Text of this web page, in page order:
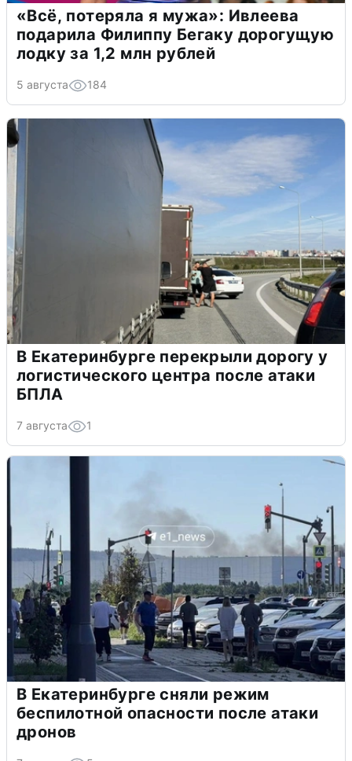
«Всё, потеряла я мужа»: Ивлеева
подарила Филиппу Бегаку дорогущую
лодку за 1,2 млн рублей
5 августа 184
В Екатеринбурге перекрыли дорогу у
логистического центра после атаки
БПЛА
7 августа 1
В Екатеринбурге сняли режим
беспилотной опасности после атаки
дронов